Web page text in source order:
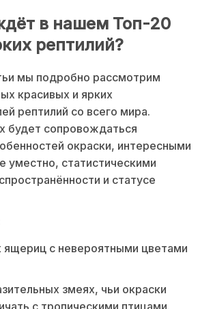
в нашем Топ-20
рептилий?
мы подробно рассмотрим
красивых и ярких
рептилий со всего мира.
будет сопровождаться
окраски, интересными
уместно, статистическими
и статусе
ящериц с невероятными цветами
змеях, чьи окраски
с тропическими птицами.